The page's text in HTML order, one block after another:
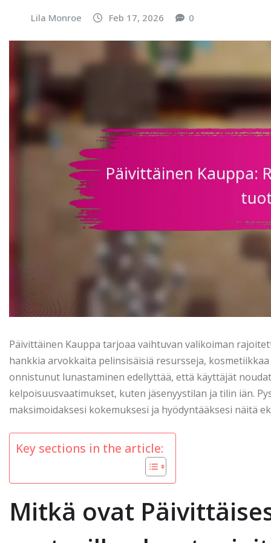
Lila Monroe Feb 17, 2026 0
Päivittäinen Kauppa tarjoaa vaihtuvan valikoiman
hankkia arvokkaita pelinsisäisiä resursseja,
onnistunut lunastaminen edellyttää, että käyttäjät
kelpoisuusvaatimukset, kuten jäsenyystilan ja tilin iän.
maksimoidaksesi kokemuksesi ja hyödyntääksesi näitä
Key sections in the article:
Mitkä ovat